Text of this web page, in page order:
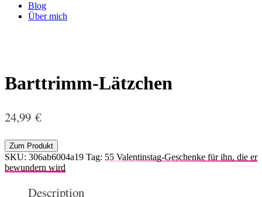
Blog
Über mich
Barttrimm-Lätzchen
24,99 €
Zum Produkt
SKU: 306ab6004a19 Tag: 55 Valentinstag-Geschenke für ihn, die er
bewundern wird
Description